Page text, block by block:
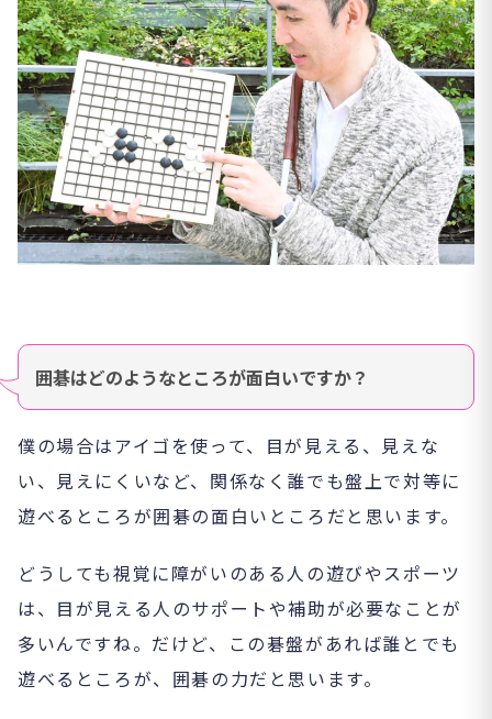
囲碁はどのようなところが面白いですか？
僕の場合はアイゴを使って、目が見える、見えな
い、見えにくいなど、関係なく誰でも盤上で対等に
遊べるところが囲碁の面白いところだと思います。
どうしても視覚に障がいのある人の遊びやスポーツ
は、目が見える人のサポートや補助が必要なことが
多いんですね。だけど、この碁盤があれば誰とでも
遊べるところが、囲碁の力だと思います。